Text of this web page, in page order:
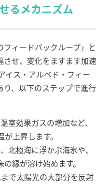
るメカニズム
ィードバックループ」と
せ、変化をますます加速
イス・アルベド・フィー
り、以下のステップで進行
室効果ガスの増加など、
上昇します。
北極海に浮かぶ海氷や、
縁が溶け始めます。
で太陽光の大部分を反射